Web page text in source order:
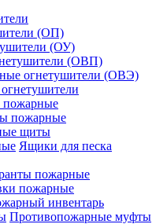
(ОП)
(ОУ)
(ОВП)
огнетушители (ОВЭ)
пожарные
пожарные
щиты
Ящики для песка
пожарные
пожарные
инвентарь
Противопожарные муфты